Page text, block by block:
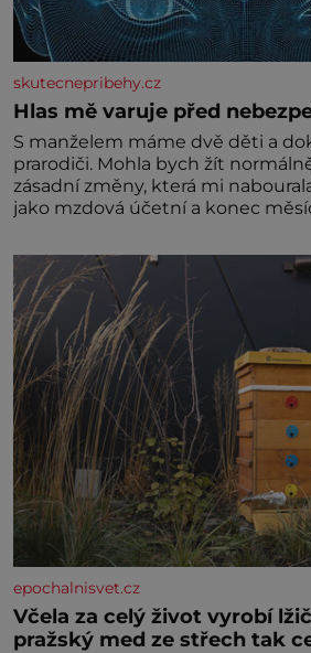
skutecnepribehy.cz
Hlas mě varuje před
S manželem máme dvě děti a
prarodiči. Mohla bych žít
zásadní změny, která mi
jako mzdová účetní a konec
máme vnoučata, mi dcera čím dál
pomoc, co se hlídání týče. Dalo by
epochalnisvet.cz
Včela za celý život vyrobí
pražský med ze střech tak